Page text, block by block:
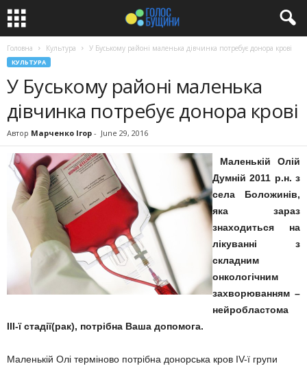
Головна Культура У Буському районі маленька дівчинка потребує донора крові
КУЛЬТУРА
У Буському районі маленька
дівчинка потребує донора крові
Автор Марченко Ігор - June 29, 2016
Маленькій Олій
Думній 2011 р.н. з
села Боложинів,
яка зараз
знаходиться на
лікуванні з
складним
онкологічним
захворюванням –
нейробластома
ІІІ-ї стадії(рак), потрібна Ваша допомога.
Маленькій Олі терміново потрібна донорська кров IV-ї групи